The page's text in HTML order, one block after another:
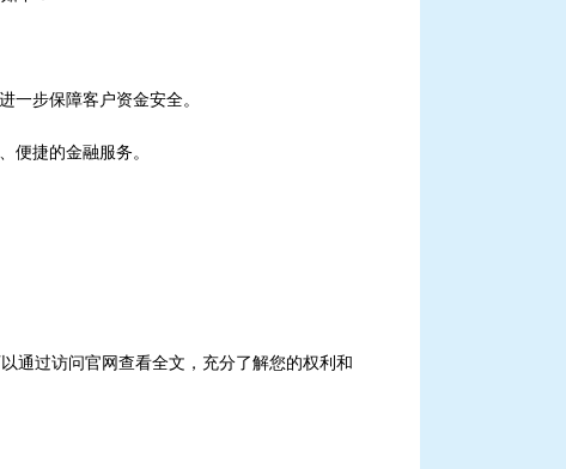
一步保障客户资金安全。
便捷的金融服务。
通过访问官网查看全文，充分了解您的权利和